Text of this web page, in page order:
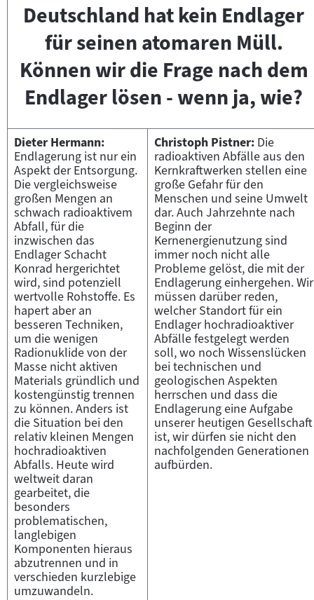
Deutschland hat kein Endlager
für seinen atomaren Müll.
Können wir die Frage nach dem
Endlager lösen - wenn ja, wie?
Dieter Hermann:
Endlagerung ist nur ein
Aspekt der Entsorgung.
Die vergleichsweise
großen Mengen an
schwach radioaktivem
Abfall, für die
inzwischen das
Endlager Schacht
Konrad hergerichtet
wird, sind potenziell
wertvolle Rohstoffe. Es
hapert aber an
besseren Techniken,
um die wenigen
Radionuklide von der
Masse nicht aktiven
Materials gründlich und
kostengünstig trennen
zu können. Anders ist
die Situation bei den
relativ kleinen Mengen
hochradioaktiven
Abfalls. Heute wird
weltweit daran
gearbeitet, die
besonders
problematischen,
langlebigen
Komponenten hieraus
abzutrennen und in
verschieden kurzlebige
umzuwandeln.
Christoph Pistner: Die
radioaktiven Abfälle aus den
Kernkraftwerken stellen eine
große Gefahr für den
Menschen und seine Umwelt
dar. Auch Jahrzehnte nach
Beginn der
Kernenergienutzung sind
immer noch nicht alle
Probleme gelöst, die mit der
Endlagerung einhergehen. Wir
müssen darüber reden,
welcher Standort für ein
Endlager hochradioaktiver
Abfälle festgelegt werden
soll, wo noch Wissenslücken
bei technischen und
geologischen Aspekten
herrschen und dass die
Endlagerung eine Aufgabe
unserer heutigen Gesellschaft
ist, wir dürfen sie nicht den
nachfolgenden Generationen
aufbürden.